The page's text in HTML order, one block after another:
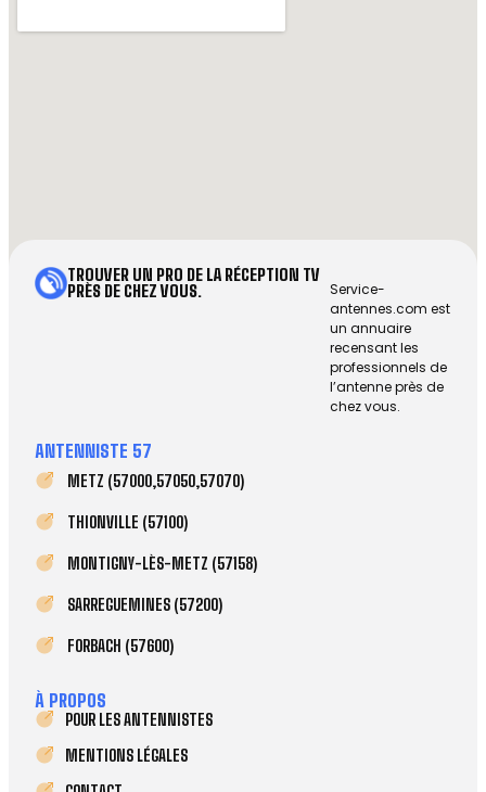
TROUVER UN PRO DE LA RÉCEPTION TV
PRÈS DE CHEZ VOUS.
Service-
antennes.com est
un annuaire
recensant les
professionnels de
l’antenne près de
chez vous.
ANTENNISTE 57
METZ (57000,57050,57070)
THIONVILLE (57100)
MONTIGNY-LÈS-METZ (57158)
SARREGUEMINES (57200)
FORBACH (57600)
À PROPOS
POUR LES ANTENNISTES
MENTIONS LÉGALES